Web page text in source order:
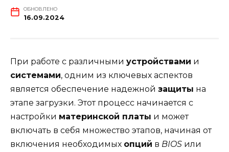
ОБНОВЛЕНО
16.09.2024
При работе с различными устройствами и
системами, одним из ключевых аспектов
является обеспечение надежной защиты на
этапе загрузки. Этот процесс начинается с
настройки материнской платы и может
включать в себя множество этапов, начиная от
включения необходимых опций в BIOS или